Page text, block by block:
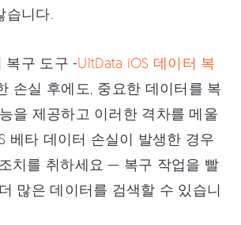
니다.
복구 도구 -UltData iOS 데이터 복
손실 후에도, 중요한 데이터를 복
을 제공하고 이러한 격차를 메울
베타 데이터 손실이 발생한 경우
치를 취하세요 — 복구 작업을 빨
많은 데이터를 검색할 수 있습니